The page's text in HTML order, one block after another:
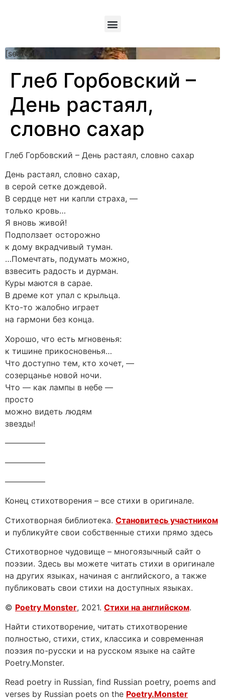
[searchform]
Глеб Горбовский –
День растаял,
словно сахар
Глеб Горбовский – День растаял, словно сахар
День растаял, словно сахар,
в серой сетке дождевой.
В сердце нет ни капли страха, —
только кровь…
Я вновь живой!
Подползает осторожно
к дому вкрадчивый туман.
…Помечтать, подумать можно,
взвесить радость и дурман.
Куры маются в сарае.
В дреме кот упал с крыльца.
Кто-то жалобно играет
на гармони без конца.
Хорошо, что есть мгновенья:
к тишине прикосновенья…
Что доступно тем, кто хочет, —
созерцанье новой ночи.
Что — как лампы в небе —
просто
можно видеть людям
звезды!
—————
—————
—————
Конец стихотворения – все стихи в оригинале.
Стихотворная библиотека. Становитесь участником
и публикуйте свои собственные стихи прямо здесь
Стихотворное чудовище – многоязычный сайт о
поэзии. Здесь вы можете читать стихи в оригинале
на других языках, начиная с английского, а также
публиковать свои стихи на доступных языках.
© Poetry Monster, 2021. Стихи на английском.
Найти стихотворение, читать стихотворение
полностью, стихи, стих, классика и современная
поэзия по-русски и на русском языке на сайте
Poetry.Monster.
Read poetry in Russian, find Russian poetry, poems and
verses by Russian poets on the Poetry.Monster